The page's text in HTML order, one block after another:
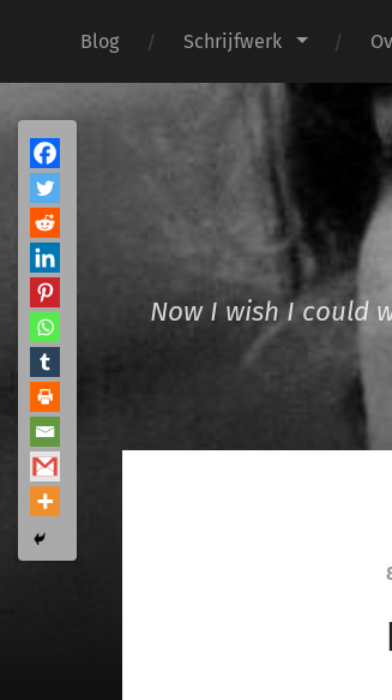
Blog Schrijfwerk
Now I wish I could